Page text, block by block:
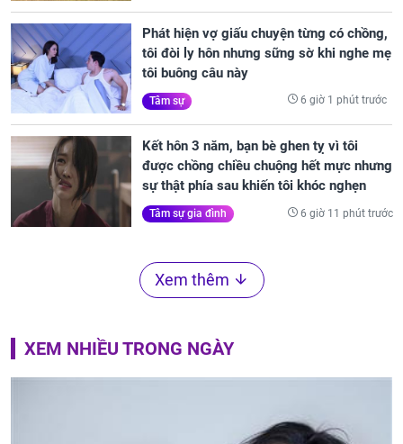
Phát hiện vợ giấu chuyện từng có chồng,
tôi đòi ly hôn nhưng sững sờ khi nghe mẹ
tôi buông câu này
Tâm sự 6 giờ 1 phút trước
Kết hôn 3 năm, bạn bè ghen tỵ vì tôi
được chồng chiều chuộng hết mực nhưng
sự thật phía sau khiến tôi khóc nghẹn
Tâm sự gia đình 6 giờ 11 phút trước
Xem thêm
XEM NHIỀU TRONG NGÀY